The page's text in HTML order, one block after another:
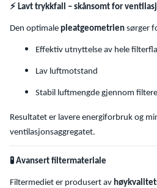
⚡ Lavt trykkfall – skånsomt for
Den optimale pleatgeometrien sørger
Effektiv utnyttelse av hele
Lav luftmotstand
Stabil luftmengde gjennom
Resultatet er lavere energiforbruk og
ventilasjonsaggregatet.
🧪 Avansert filtermateriale
Filtermediet er produsert av